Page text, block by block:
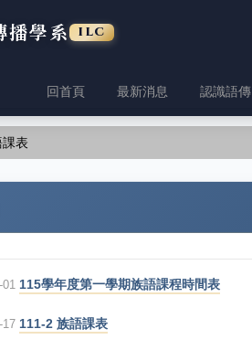
播學系 ILC
回首頁 最新消息 認識語傳
表
01 115學年度第一學期族語課程時間表
17 111-2 族語課表